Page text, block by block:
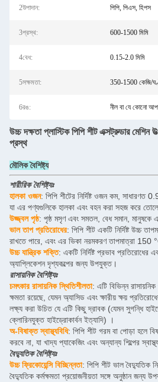
2উপাদান: পিপি, পিএস, হিপস
3প্রস্থ: 600-1500 মিমি
4বেধ: 0.15-2.0 মিমি
5সক্ষমতা: 350-1500 কেজি/
6রঙ: নীল বা যে কোনো
উচ্চ দক্ষতা প্লাস্টিক পিপি শীট এক্সট্রুডার
প্রস্থ
মৌলিক বৈশিষ্ট্য
শারীরিক বৈশিষ্ট্যঃ
হালকা ওজন: পিপি শীটের নির্দিষ্ট ওজন কম, সাধারণত
যা এর পণ্যগুলিকে হালকা এবং বহন করা সহজ করে
উজ্জ্বল পৃষ্ঠ: পৃষ্ঠ মসৃণ এবং সমতল, বেধ সমান, মানুষকে
ভাল তাপ প্রতিরোধের: পিপি শীট একটি নির্দিষ্ট উচ্চ
রাখতে পারে, এবং এর ভিকা নরমকরণ তাপমাত্রা 150
উচ্চ যান্ত্রিক শক্তি: একটি নির্দিষ্ট প্রভাব প্রতিরোধের
অ্যাপ্লিকেশন দৃশ্যকল্পের জন্য উপযুক্ত।
রাসায়নিক বৈশিষ্ট্যঃ
চমৎকার রাসায়নিক স্থিতিশীলতা: এটি বিভিন্ন রাসায়নিক
ক্ষমতা রয়েছে, যেমন অ্যাসিড এবং ক্ষারীয় ক্ষয়
লক্ষ্য করা উচিত যে এটি কিছু দ্রাবক (যেমন সুগন্ধি
ক্লোরিনযুক্ত হাইড্রোকার্বন ইত্যাদি) ।
অ-বিষাক্ত স্বাস্থ্যবিধি: পিপি শীট গরম বা পোড়া হলে
করবে না, যা খাদ্য প্যাকেজিং এবং অন্যান্য শিল্পের
বৈদ্যুতিক বৈশিষ্ট্যঃ
উচ্চ ফ্রিকোয়েন্সি বিচ্ছিন্নতা: পিপি শীট ভাল বৈদ্যুতিক
বৈদ্যুতিক কর্মক্ষমতা প্রয়োজনীয়তা সঙ্গে অনুষ্ঠান জন্য